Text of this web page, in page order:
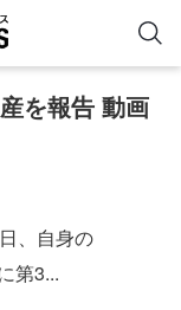
を報告 動画
、自身の
第3...